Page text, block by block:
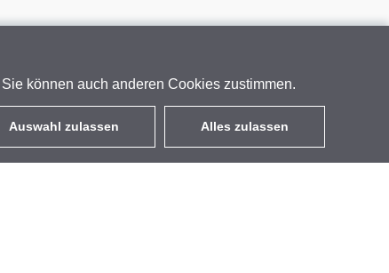
können auch anderen Cookies zustimmen.
Auswahl zulassen Alles zulassen